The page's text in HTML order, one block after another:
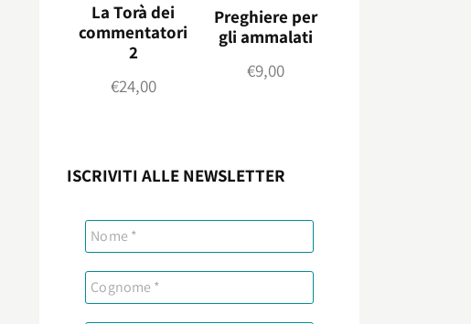
La Torà dei
commentatori
2
€24,00
Preghiere per
gli ammalati
€9,00
ISCRIVITI ALLE NEWSLETTER